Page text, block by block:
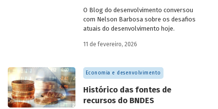
O Blog do desenvolvimento conversou
com Nelson Barbosa sobre os desafios
atuais do desenvolvimento hoje.
11 de fevereiro, 2026
Economia e desenvolvimento
Histórico das fontes de
recursos do BNDES